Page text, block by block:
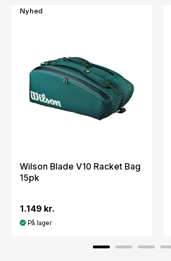
Nyhed
Wilson Blade V10 Racket Bag
15pk
1.149 kr.
På lager